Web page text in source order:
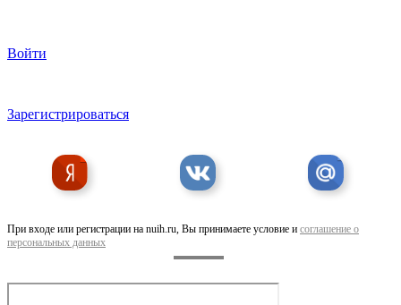
Войти
Зарегистрироваться
При входе или регистрации на nuih.ru, Вы принимаете условие и соглашение о
персональных данных